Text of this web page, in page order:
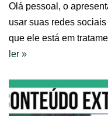
Olá pessoal, o
usar suas redes
que ele está em
ler »